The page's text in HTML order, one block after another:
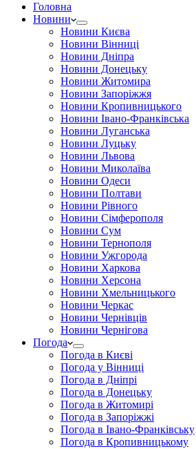
Головна
Новини
Новини Києва
Новини Вінниці
Новини Дніпра
Новини Донецьку
Новини Житомира
Новини Запоріжжя
Новини Кропивницького
Новини Івано-Франківська
Новини Луганська
Новини Луцьку
Новини Львова
Новини Миколаїва
Новини Одеси
Новини Полтави
Новини Рівного
Новини Сімферополя
Новини Сум
Новини Тернополя
Новини Ужгорода
Новини Харкова
Новини Херсона
Новини Хмельницького
Новини Черкас
Новини Чернівців
Новини Чернігова
Погода
Погода в Києві
Погода у Вінниці
Погода в Дніпрі
Погода в Донецьку
Погода в Житомирі
Погода в Запоріжжі
Погода в Івано-Франківську
Погода в Кропивницькому